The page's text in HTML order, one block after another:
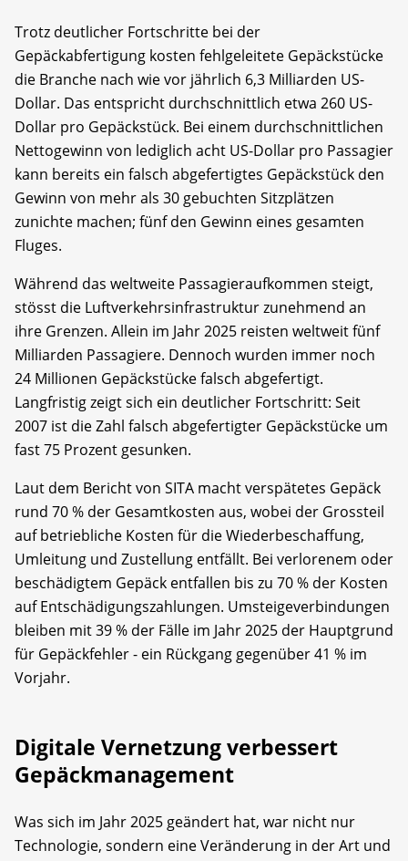
Trotz deutlicher Fortschritte bei der
Gepäckabfertigung kosten fehlgeleitete Gepäckstücke
die Branche nach wie vor jährlich 6,3 Milliarden US-
Dollar. Das entspricht durchschnittlich etwa 260 US-
Dollar pro Gepäckstück. Bei einem durchschnittlichen
Nettogewinn von lediglich acht US-Dollar pro Passagier
kann bereits ein falsch abgefertigtes Gepäckstück den
Gewinn von mehr als 30 gebuchten Sitzplätzen
zunichte machen; fünf den Gewinn eines gesamten
Fluges.
Während das weltweite Passagieraufkommen steigt,
stösst die Luftverkehrsinfrastruktur zunehmend an
ihre Grenzen. Allein im Jahr 2025 reisten weltweit fünf
Milliarden Passagiere. Dennoch wurden immer noch
24 Millionen Gepäckstücke falsch abgefertigt.
Langfristig zeigt sich ein deutlicher Fortschritt: Seit
2007 ist die Zahl falsch abgefertigter Gepäckstücke um
fast 75 Prozent gesunken.
Laut dem Bericht von SITA macht verspätetes Gepäck
rund 70 % der Gesamtkosten aus, wobei der Grossteil
auf betriebliche Kosten für die Wiederbeschaffung,
Umleitung und Zustellung entfällt. Bei verlorenem oder
beschädigtem Gepäck entfallen bis zu 70 % der Kosten
auf Entschädigungszahlungen. Umsteigeverbindungen
bleiben mit 39 % der Fälle im Jahr 2025 der Hauptgrund
für Gepäckfehler - ein Rückgang gegenüber 41 % im
Vorjahr.
Digitale Vernetzung verbessert
Gepäckmanagement
Was sich im Jahr 2025 geändert hat, war nicht nur
Technologie, sondern eine Veränderung in der Art und